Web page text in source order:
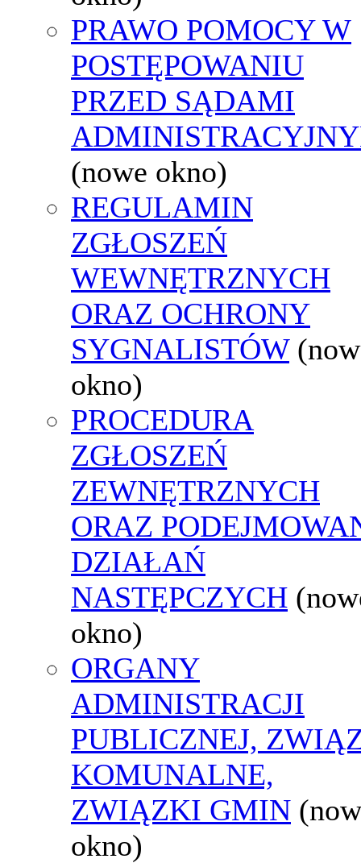
PRAWO POMOCY W
POSTĘPOWANIU
PRZED SĄDAMI
(nowe okno)
REGULAMIN
ZGŁOSZEŃ
WEWNĘTRZNYCH
ORAZ OCHRONY
SYGNALISTÓW
okno)
PROCEDURA
ZGŁOSZEŃ
ZEWNĘTRZNYCH
ORAZ
DZIAŁAŃ
NASTĘPCZYCH
okno)
ORGANY
ADMINISTRACJI
PUBLICZNEJ,
KOMUNALNE,
ZWIĄZKI GMIN
okno)